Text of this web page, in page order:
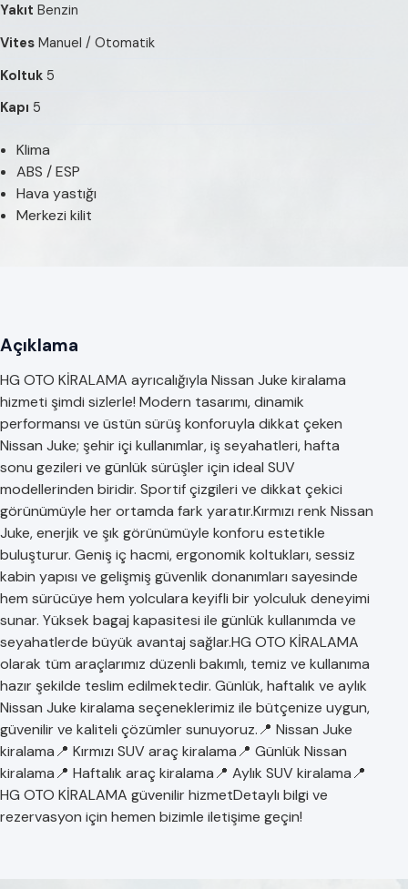
Yakıt Benzin
Vites Manuel / Otomatik
Koltuk 5
Kapı 5
Klima
ABS / ESP
Hava yastığı
Merkezi kilit
Açıklama
HG OTO KİRALAMA ayrıcalığıyla Nissan Juke kiralama
hizmeti şimdi sizlerle! Modern tasarımı, dinamik
performansı ve üstün sürüş konforuyla dikkat çeken
Nissan Juke; şehir içi kullanımlar, iş seyahatleri, hafta
sonu gezileri ve günlük sürüşler için ideal SUV
modellerinden biridir. Sportif çizgileri ve dikkat çekici
görünümüyle her ortamda fark yaratır.Kırmızı renk Nissan
Juke, enerjik ve şık görünümüyle konforu estetikle
buluşturur. Geniş iç hacmi, ergonomik koltukları, sessiz
kabin yapısı ve gelişmiş güvenlik donanımları sayesinde
hem sürücüye hem yolculara keyifli bir yolculuk deneyimi
sunar. Yüksek bagaj kapasitesi ile günlük kullanımda ve
seyahatlerde büyük avantaj sağlar.HG OTO KİRALAMA
olarak tüm araçlarımız düzenli bakımlı, temiz ve kullanıma
hazır şekilde teslim edilmektedir. Günlük, haftalık ve aylık
Nissan Juke kiralama seçeneklerimiz ile bütçenize uygun,
güvenilir ve kaliteli çözümler sunuyoruz.📍 Nissan Juke
kiralama📍 Kırmızı SUV araç kiralama📍 Günlük Nissan
kiralama📍 Haftalık araç kiralama📍 Aylık SUV kiralama📍
HG OTO KİRALAMA güvenilir hizmetDetaylı bilgi ve
rezervasyon için hemen bizimle iletişime geçin!